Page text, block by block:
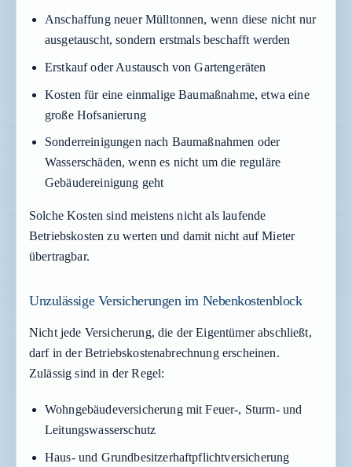
Anschaffung neuer Mülltonnen, wenn diese nicht nur
ausgetauscht, sondern erstmals beschafft werden
Erstkauf oder Austausch von Gartengeräten
Kosten für eine einmalige Baumaßnahme, etwa eine
große Hofsanierung
Sonderreinigungen nach Baumaßnahmen oder
Wasserschäden, wenn es nicht um die reguläre
Gebäudereinigung geht
Solche Kosten sind meistens nicht als laufende
Betriebskosten zu werten und damit nicht auf Mieter
übertragbar.
Unzulässige Versicherungen im Nebenkostenblock
Nicht jede Versicherung, die der Eigentümer abschließt,
darf in der Betriebskostenabrechnung erscheinen.
Zulässig sind in der Regel:
Wohngebäudeversicherung mit Feuer-, Sturm- und
Leitungswasserschutz
Haus- und Grundbesitzerhaftpflichtversicherung